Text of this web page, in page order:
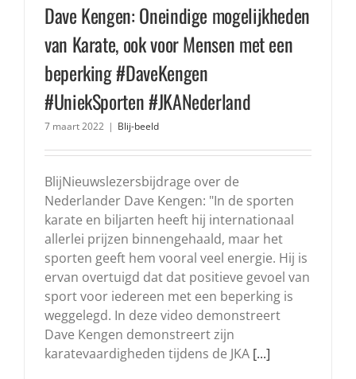
Dave Kengen: Oneindige mogelijkheden
van Karate, ook voor Mensen met een
beperking #DaveKengen
#UniekSporten #JKANederland
7 maart 2022 | Blij-beeld
BlijNieuwslezersbijdrage over de
Nederlander Dave Kengen: "In de sporten
karate en biljarten heeft hij internationaal
allerlei prijzen binnengehaald, maar het
sporten geeft hem vooral veel energie. Hij is
ervan overtuigd dat dat positieve gevoel van
sport voor iedereen met een beperking is
weggelegd. In deze video demonstreert
Dave Kengen demonstreert zijn
karatevaardigheden tijdens de JKA [...]